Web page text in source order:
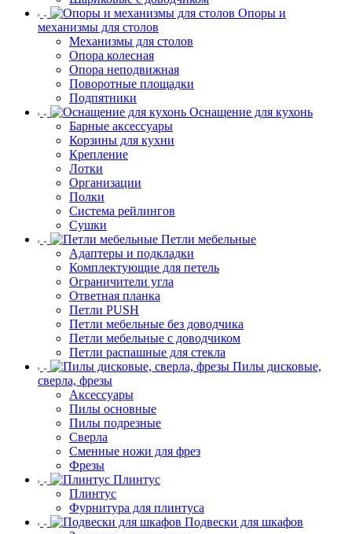
Опоры и
механизмы для столов
Механизмы для столов
Опора колесная
Опора неподвижная
Поворотные площадки
Подпятники
Оснащение для кухонь
Барные аксессуары
Корзины для кухни
Крепление
Лотки
Организации
Полки
Система рейлингов
Сушки
Петли мебельные
Адаптеры и подкладки
Комплектующие для петель
Ограничители угла
Ответная планка
Петли PUSH
Петли мебельные без доводчика
Петли мебельные с доводчиком
Петли распашные для стекла
Пилы дисковые,
сверла, фрезы
Аксессуары
Пилы основные
Пилы подрезные
Сверла
Сменные ножи для фрез
Фрезы
Плинтус
Плинтус
Фурнитура для плинтуса
Подвески для шкафов